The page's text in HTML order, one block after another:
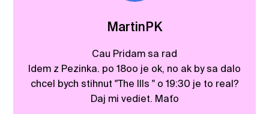
MartinPK
Cau Pridam sa rad
Idem z Pezinka. po 18oo je ok, no ak by sa dalo
chcel bych stihnut "The Ills " o 19:30 je to real?
Daj mi vediet. Maťo